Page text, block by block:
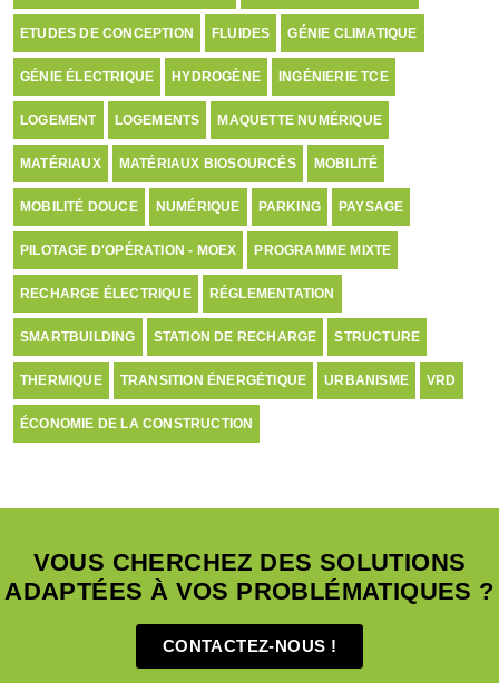
ETUDES DE CONCEPTION FLUIDES GÉNIE CLIMATIQUE
GÉNIE ÉLECTRIQUE HYDROGÈNE INGÉNIERIE TCE
LOGEMENT LOGEMENTS MAQUETTE NUMÉRIQUE
MATÉRIAUX MATÉRIAUX BIOSOURCÉS MOBILITÉ
MOBILITÉ DOUCE NUMÉRIQUE PARKING PAYSAGE
PILOTAGE D'OPÉRATION - MOEX PROGRAMME MIXTE
RECHARGE ÉLECTRIQUE RÉGLEMENTATION
SMARTBUILDING STATION DE RECHARGE STRUCTURE
THERMIQUE TRANSITION ÉNERGÉTIQUE URBANISME VRD
ÉCONOMIE DE LA CONSTRUCTION
VOUS CHERCHEZ DES SOLUTIONS
ADAPTÉES À VOS PROBLÉMATIQUES ?
CONTACTEZ-NOUS !